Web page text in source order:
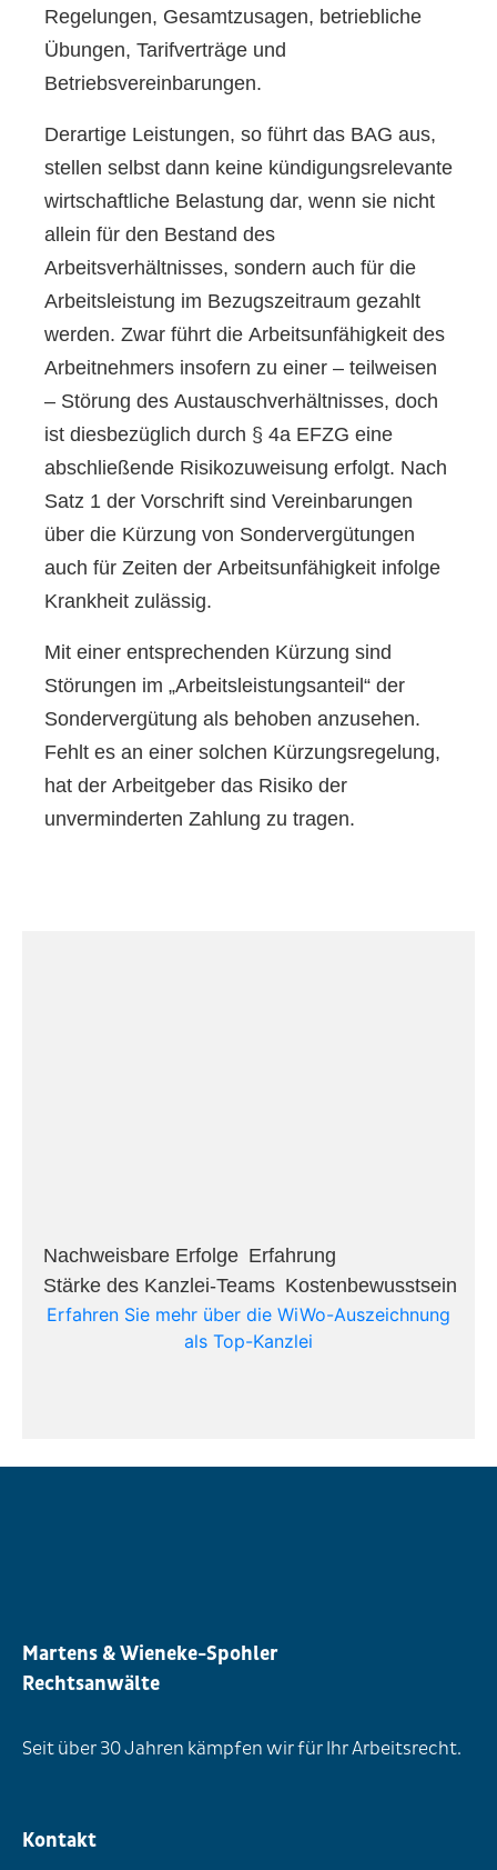
Regelungen, Gesamtzusagen, betriebliche
Übungen, Tarifverträge und
Betriebsvereinbarungen.
Derartige Leistungen, so führt das BAG aus,
stellen selbst dann keine kündigungsrelevante
wirtschaftliche Belastung dar, wenn sie nicht
allein für den Bestand des
Arbeitsverhältnisses, sondern auch für die
Arbeitsleistung im Bezugszeitraum gezahlt
werden. Zwar führt die Arbeitsunfähigkeit des
Arbeitnehmers insofern zu einer – teilweisen
– Störung des Austauschverhältnisses, doch
ist diesbezüglich durch § 4a EFZG eine
abschließende Risikozuweisung erfolgt. Nach
Satz 1 der Vorschrift sind Vereinbarungen
über die Kürzung von Sondervergütungen
auch für Zeiten der Arbeitsunfähigkeit infolge
Krankheit zulässig.
Mit einer entsprechenden Kürzung sind
Störungen im „Arbeitsleistungsanteil“ der
Sondervergütung als behoben anzusehen.
Fehlt es an einer solchen Kürzungsregelung,
hat der Arbeitgeber das Risiko der
unverminderten Zahlung zu tragen.
Nachweisbare Erfolge​ Erfahrung​
Stärke des Kanzlei-Teams​ Kostenbewusstsein​
Erfahren Sie mehr über die WiWo-Auszeichnung
als Top-Kanzlei
Martens & Wieneke-Spohler
Rechtsanwälte
Seit über 30 Jahren kämpfen wir für Ihr Arbeitsrecht.
Kontakt